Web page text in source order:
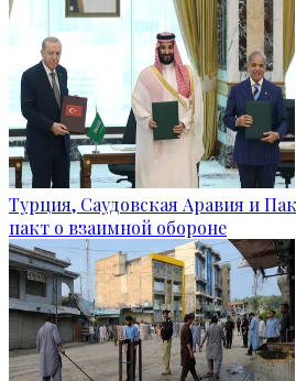
Турция, Саудовская Аравия и
пакт о взаимной обороне